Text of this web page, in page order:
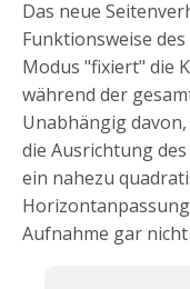
Das neue
Funktionsweise des
Modus "fixiert" die
während der
Unabhängig
die Ausrichtung
ein nahezu
Aufnahme gar